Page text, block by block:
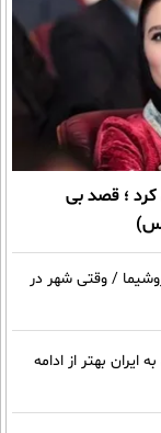
؛ قصد بی
هیروشیما / وقتی شهر در
بهتر از ادامه